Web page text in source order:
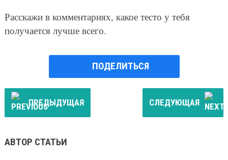
Расскажи в комментариях, какое тесто у тебя
получается лучше всего.
ПОДЕЛИТЬСЯ
ПРЕДЫДУЩАЯ СЛЕДУЮЩАЯ
АВТОР СТАТЬИ